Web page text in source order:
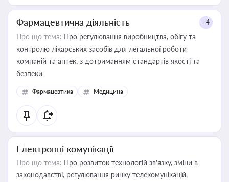
Фармацевтична діяльність +4
Про що тема: Про регулювання виробництва, обігу та
контролю лікарських засобів для легальної роботи
компаній та аптек, з дотриманням стандартів якості та
безпеки
Фармацевтика Медицина
Електронні комунікації
Про що тема: Про розвиток технологій зв'язку, зміни в
законодавстві, регулювання ринку телекомунікацій,